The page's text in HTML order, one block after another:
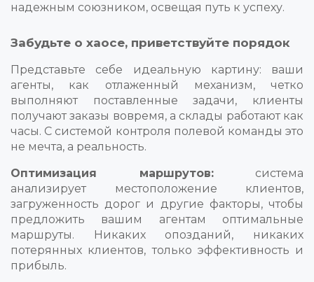
надежным союзником, освещая путь к успеху.
Забудьте о хаосе, приветствуйте порядок
Представьте себе идеальную картину: ваши
агенты, как отлаженный механизм, четко
выполняют поставленные задачи, клиенты
получают заказы вовремя, а склады работают как
часы. С системой контроля полевой команды это
не мечта, а реальность.
Оптимизация маршрутов:система
анализирует местоположение клиентов,
загруженность дорог и другие факторы, чтобы
предложить вашим агентам оптимальные
маршруты. Никаких опозданий, никаких
потерянных клиентов, только эффективность и
прибыль.